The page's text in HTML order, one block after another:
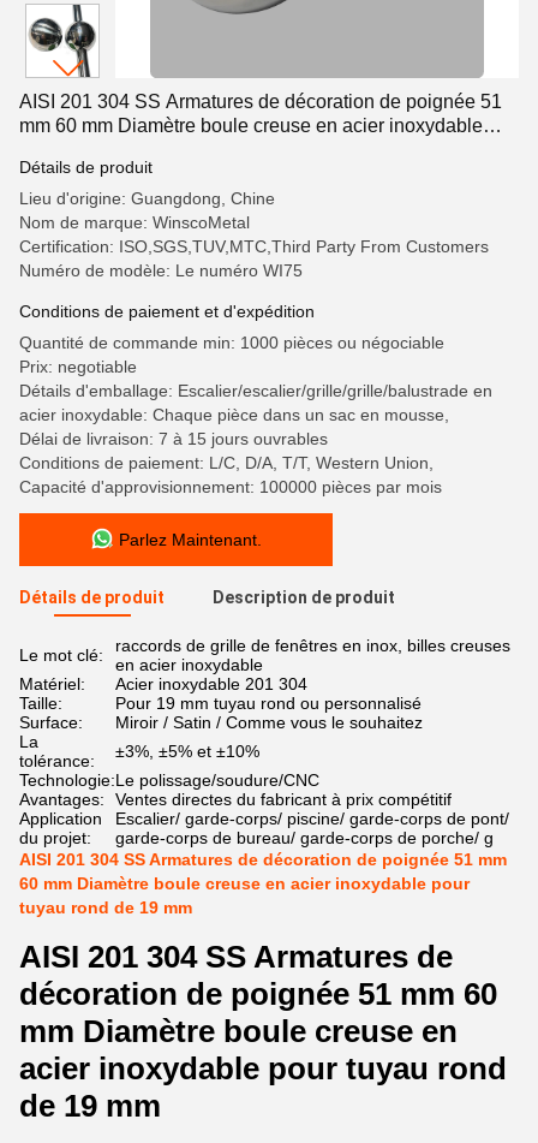
AISI 201 304 SS Armatures de décoration de poignée 51
mm 60 mm Diamètre boule creuse en acier inoxydable
Détails de produit
Lieu d'origine: Guangdong, Chine
Nom de marque: WinscoMetal
Certification: ISO,SGS,TUV,MTC,Third Party From Customers
Numéro de modèle: Le numéro WI75
Conditions de paiement et d'expédition
Quantité de commande min: 1000 pièces ou négociable
Prix: negotiable
Détails d'emballage: Escalier/escalier/grille/grille/balustrade en
acier inoxydable: Chaque pièce dans un sac en mousse,
Délai de livraison: 7 à 15 jours ouvrables
Conditions de paiement: L/C, D/A, T/T, Western Union,
Capacité d'approvisionnement: 100000 pièces par mois
Parlez Maintenant.
Détails de produit Description de produit
Le mot clé:
raccords de grille de fenêtres en inox, billes creuses
en acier inoxydable
Matériel:
Acier inoxydable 201 304
Taille:
Pour 19 mm tuyau rond ou personnalisé
Surface:
Miroir / Satin / Comme vous le souhaitez
La
tolérance:
±3%, ±5% et ±10%
Technologie:Le polissage/soudure/CNC
Avantages:
Ventes directes du fabricant à prix compétitif
Application
du projet:
Escalier/ garde-corps/ piscine/ garde-corps de pont/
garde-corps de bureau/ garde-corps de porche/ g
AISI 201 304 SS Armatures de décoration de poignée 51 mm
60 mm Diamètre boule creuse en acier inoxydable pour
tuyau rond de 19 mm
AISI 201 304 SS Armatures de
décoration de poignée 51 mm 60
mm Diamètre boule creuse en
acier inoxydable pour tuyau rond
de 19 mm